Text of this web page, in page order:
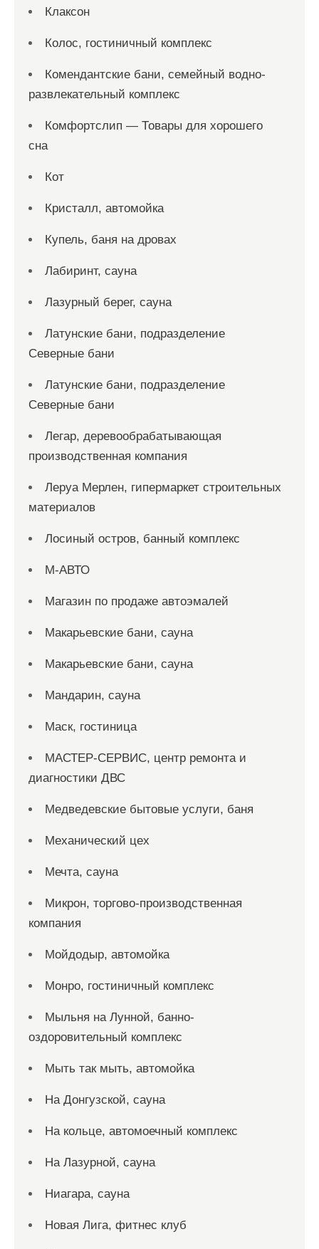
Клаксон
Колос, гостиничный комплекс
Комендантские бани, семейный водно-
развлекательный комплекс
Комфортслип — Товары для хорошего
сна
Кот
Кристалл, автомойка
Купель, баня на дровах
Лабиринт, сауна
Лазурный берег, сауна
Латунские бани, подразделение
Северные бани
Латунские бани, подразделение
Северные бани
Легар, деревообрабатывающая
производственная компания
Леруа Мерлен, гипермаркет строительных
материалов
Лосиный остров, банный комплекс
М-АВТО
Магазин по продаже автоэмалей
Макарьевские бани, сауна
Макарьевские бани, сауна
Мандарин, сауна
Маск, гостиница
МАСТЕР-СЕРВИС, центр ремонта и
диагностики ДВС
Медведевские бытовые услуги, баня
Механический цех
Мечта, сауна
Микрон, торгово-производственная
компания
Мойдодыр, автомойка
Монро, гостиничный комплекс
Мыльня на Лунной, банно-
оздоровительный комплекс
Мыть так мыть, автомойка
На Донгузской, сауна
На кольце, автомоечный комплекс
На Лазурной, сауна
Ниагара, сауна
Новая Лига, фитнес клуб